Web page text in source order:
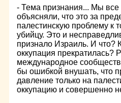
- Тема признания... Мы
объясняли, что это за
палестинскую проблему к
убийцу. Это и
признало Израиль. И что?
оккупация
международное
бы ошибкой внушать, что
давление только на
оккупацию и совершенно